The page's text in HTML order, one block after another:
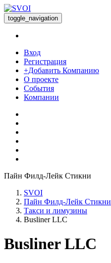
toggle_navigation
Вход
Регистрация
+Добавить Компанию
О проекте
События
Компании
Пайн Филд-Лейк Стикни
SVOI
Пайн Филд-Лейк Стикни
Такси и лимузины
Busliner LLC
Busliner LLC